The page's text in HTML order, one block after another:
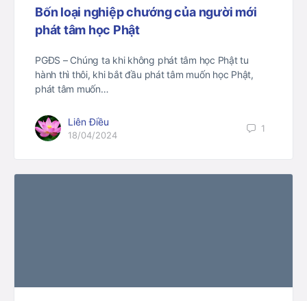
Bốn loại nghiệp chướng của người mới
phát tâm học Phật
PGĐS – Chúng ta khi không phát tâm học Phật tu
hành thì thôi, khi bắt đầu phát tâm muốn học Phật,
phát tâm muốn…
Liên Điều
18/04/2024
1